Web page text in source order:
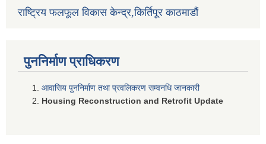
राष्ट्रिय फलफूल विकास केन्द्र,किर्तिपूर काठमाडौं
पुननिर्माण प्राधिकरण
आवासिय पुननिर्माण तथा प्रवलिकरण सम्वनधि जानकारी
Housing Reconstruction and Retrofit Update